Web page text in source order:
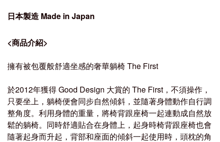
日本製造 Made in Japan
<商品介紹>
擁有被包覆般舒適坐感的奢華躺椅The First
於2012年獲得Good Design 大賞的 The First ，不須操作，
只要坐上，躺椅便會同步自然傾斜，並隨著身體動作自行調
整角度。利用身體的重量，將椅背跟座椅一起連動成自然放
鬆的躺椅。同時舒適貼合在身體上，起身時椅背跟座椅也會
隨著起身而升起，背部和座面的傾斜一起使用時，頭枕的角